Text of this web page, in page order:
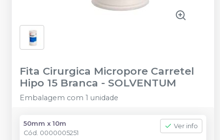
Fita Cirurgica Micropore Carretel
Hipo 15 Branca - SOLVENTUM
Embalagem com 1 unidade
50mm x 10m
Cód. 0000005251
Ver info